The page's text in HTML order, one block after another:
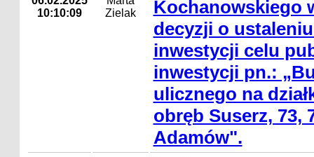
10:10:09
Zielak
Kochanowskiego
decyzji o
inwestycji celu
inwestycji pn.:
ulicznego na
obręb Suserz, 73,
Adamów".